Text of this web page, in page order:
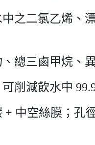
之二氯乙烯、
總三鹵甲烷、
削減飲水中
+ 中空絲膜；孔